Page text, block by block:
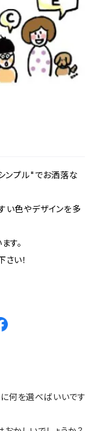
ンプル"でお洒落な
い色やデザインを多
す。
い！
何を選べばいいです